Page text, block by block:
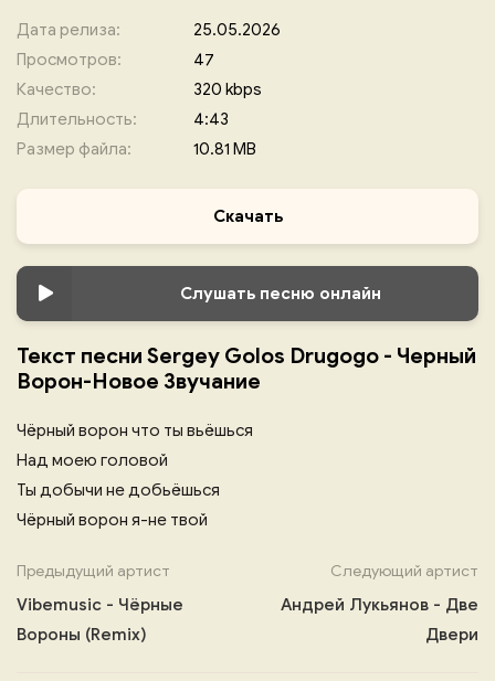
Дата релиза:
25.05.2026
Просмотров:
47
Качество:
320 kbps
Длительность:
4:43
Размер файла:
10.81 MB
Скачать
Слушать песню онлайн
Текст песни Sergey Golos Drugogo - Черный
Ворон-Новое Звучание
Чёрный ворон что ты вьёшься
Над моею головой
Ты добычи не добьёшься
Чёрный ворон я-не твой
Предыдущий артист
Vibemusic - Чёрные
Вороны (Remix)
Следующий артист
Андрей Лукьянов - Две
Двери